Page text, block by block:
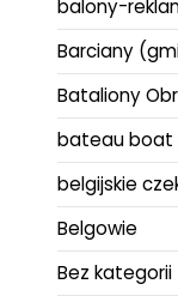
balony-
Barciany
Bataliony
bateau boat
belgijskie
Belgowie
Bez kategorii